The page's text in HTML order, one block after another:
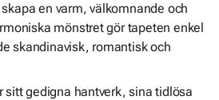
en varm, välkomnande och
mönstret gör tapeten enkel
skandinavisk, romantisk och
sitt gedigna hantverk, sina tidlösa